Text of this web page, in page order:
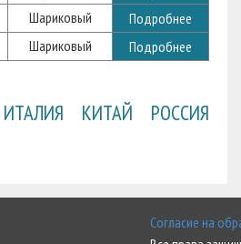
Шариковый
Подробнее
Шариковый Подробнее
ИТАЛИЯ КИТАЙ РОССИЯ
Согласие на